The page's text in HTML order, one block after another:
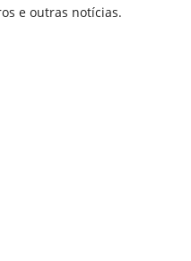
e outras notícias.